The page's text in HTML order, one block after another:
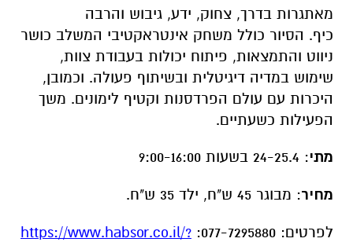
מאתגרות בדרך, צחוק, ידע, גיבוש והרבה
כיף. הסיור כולל משחק אינטראקטיבי המשלב כושר
ניווט והתמצאות, פיתוח יכולות בעבודת צוות,
שימוש במדיה דיגיטלית ובשיתוף פעולה. וכמובן,
היכרות עם עולם הפרדסנות וקטיף לימונים. משך
הפעילות כשעתיים.
מתי: 24-25.4 בשעות 9:00-16:00
מחיר: מבוגר 45 ש"ח, ילד 35 ש"ח.
לפרטים: 077-7295880:
https://www.habsor.co.il/?